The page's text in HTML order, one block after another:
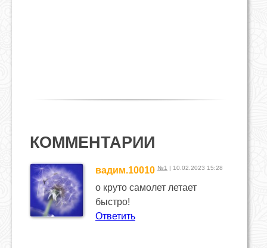
КОММЕНТАРИИ
вадим.10010 №1 | 10.02.2023 15:28
о круто самолет летает
быстро!
Ответить